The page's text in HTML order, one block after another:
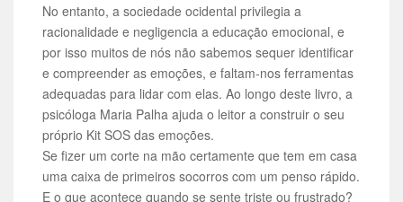
No entanto, a sociedade ocidental privilegia a
racionalidade e negligencia a educação emocional, e
por isso muitos de nós não sabemos sequer identificar
e compreender as emoções, e faltam-nos ferramentas
adequadas para lidar com elas. Ao longo deste livro, a
psicóloga Maria Palha ajuda o leitor a construir o seu
próprio Kit SOS das emoções.
Se fizer um corte na mão certamente que tem em casa
uma caixa de primeiros socorros com um penso rápido.
E o que acontece quando se sente triste ou frustrado?